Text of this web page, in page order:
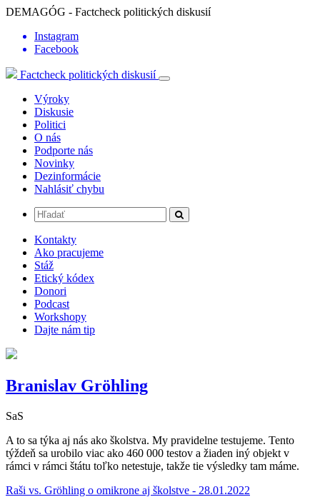
DEMAGÓG - Factcheck politických diskusií
Instagram
Facebook
Factcheck politických diskusií
Výroky
Diskusie
Politici
O nás
Podporte nás
Novinky
Dezinformácie
Nahlásiť chybu
Kontakty
Ako pracujeme
Stáž
Etický kódex
Donori
Podcast
Workshopy
Dajte nám tip
Branislav Gröhling
SaS
A to sa týka aj nás ako školstva. My pravidelne testujeme. Tento
týždeň sa urobilo viac ako 460 000 testov a žiaden iný objekt v
rámci v rámci štátu toľko netestuje, takže tie výsledky tam máme.
Raši vs. Gröhling o omikrone aj školstve - 28.01.2022